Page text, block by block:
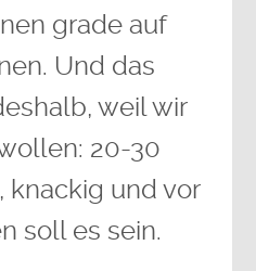
grade auf
Und das
weil wir
20-30
knackig und vor
soll es sein.